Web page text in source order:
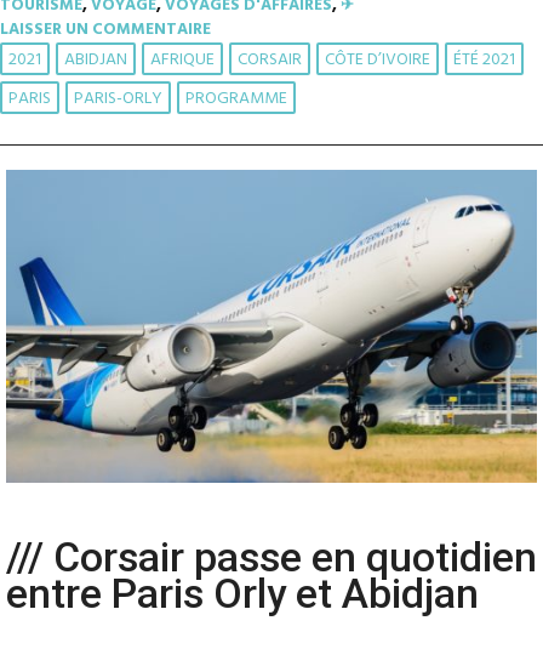
TOURISME,VOYAGE,VOYAGES D'AFFAIRES,✈︎
LAISSER UN COMMENTAIRE
2021 ABIDJAN AFRIQUE CORSAIR CÔTE D’IVOIRE
ÉTÉ 2021
PARIS
PARIS-ORLY PROGRAMME
/// Corsair passe en quotidien
entre Paris Orly et Abidjan